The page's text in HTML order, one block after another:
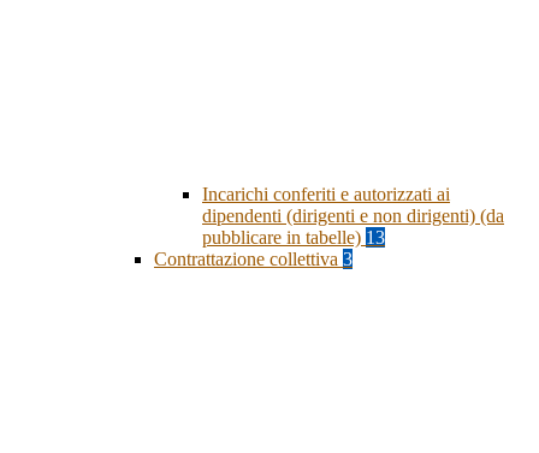
Incarichi conferiti e autorizzati ai
dipendenti (dirigenti e non dirigenti) (da
pubblicare in tabelle) 13
Contrattazione collettiva 3